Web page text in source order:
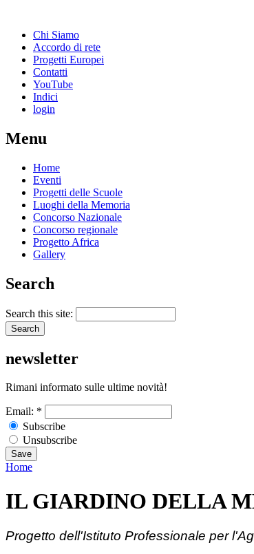
Chi Siamo
Accordo di rete
Progetti Europei
Contatti
YouTube
Indici
login
Menu
Home
Eventi
Progetti delle Scuole
Luoghi della Memoria
Concorso Nazionale
Concorso regionale
Progetto Africa
Gallery
Search
Search this site:
newsletter
Rimani informato sulle ultime novità!
Email: *
Subscribe
Unsubscribe
Home
IL GIARDINO DELLA
Progetto dell'Istituto Professionale per